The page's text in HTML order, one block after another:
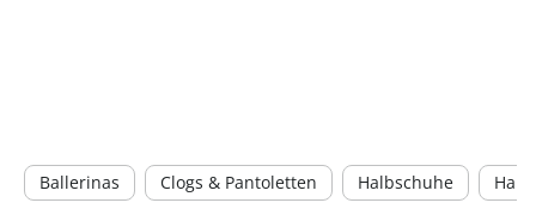
Ballerinas Clogs & Pantoletten Halbschuhe